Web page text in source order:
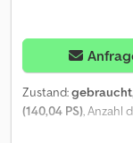
Zustand:gebraucht
(140,04 PS), Anzahl